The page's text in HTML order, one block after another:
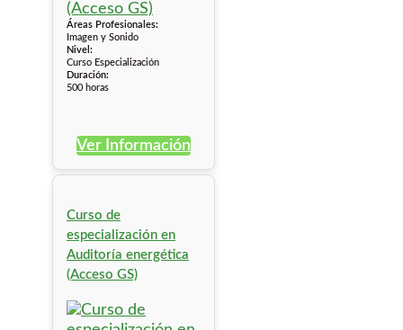
Áreas Profesionales:
Imagen y Sonido
Nivel:
Curso Especialización
Duración:
500 horas
Ver Información
Curso de
especialización en
Auditoría energética
(Acceso GS)